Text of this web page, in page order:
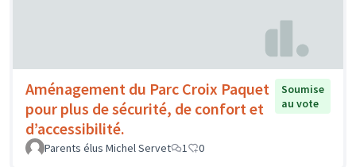
Aménagement du Parc Croix Paquet
pour plus de sécurité, de confort et
d’accessibilité.
Soumise
au vote
Parents élus Michel Servet 1 0